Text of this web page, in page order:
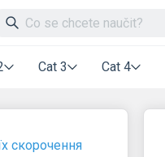
Cat 3 Cat 4
скорочення